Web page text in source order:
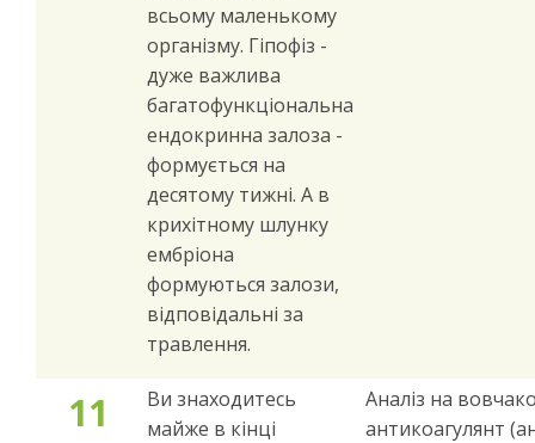
всьому маленькому
організму. Гіпофіз -
дуже важлива
багатофункціональна
ендокринна залоза -
формується на
десятому тижні. А в
крихітному шлунку
ембріона
формуються залози,
відповідальні за
травлення.
11
Ви знаходитесь
майже в кінці
Аналіз на
антикоагулянт